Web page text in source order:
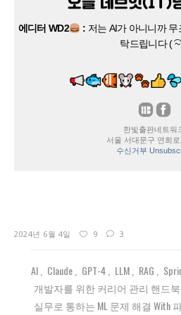
에디터 WD2 : 저는 AI가 아니니까
탁드립니다 ( ͡~
한빛출판네트워
서울 서대문구 연희
수신거부
2024년 6월 4일 9 3
AI Claude GPT-4 LLM RAG
개발자를 위한 커리어 관리 핸드북
실무로 통하는 ML 문제 해결 With